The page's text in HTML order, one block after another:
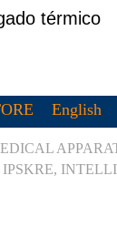
térmico
English